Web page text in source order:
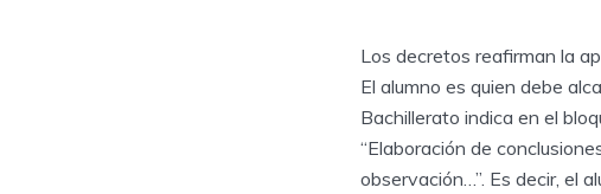
Los decretos reafirman la
El alumno es quien debe
Bachillerato indica en el
“Elaboración de
observación…”. Es decir, el